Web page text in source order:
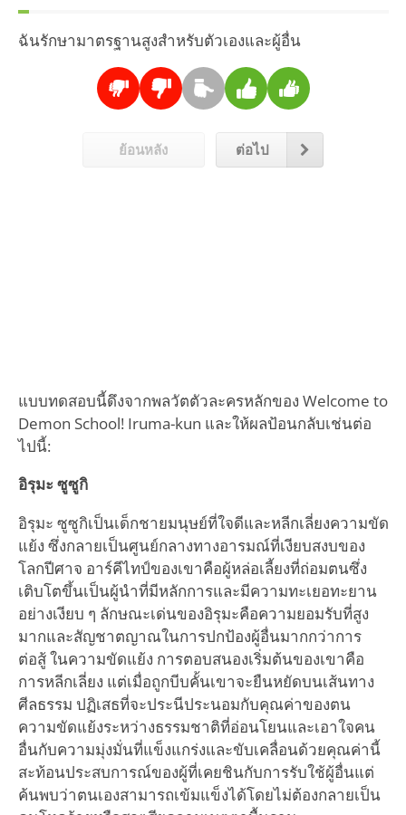
ฉันรักษามาตรฐานสูงสำหรับตัวเองและผู้อื่น
ย้อนหลัง ต่อไป
แบบทดสอบนี้ดึงจากพลวัตตัวละครหลักของ Welcome to
Demon School! Iruma-kun และให้ผลป้อนกลับเช่นต่อ
ไปนี้:
อิรุมะ ซูซูกิ
อิรุมะ ซูซูกิเป็นเด็กชายมนุษย์ที่ใจดีและหลีกเลี่ยงความขัด
แย้ง ซึ่งกลายเป็นศูนย์กลางทางอารมณ์ที่เงียบสงบของ
โลกปีศาจ อาร์คีไทป์ของเขาคือผู้หล่อเลี้ยงที่ถ่อมตนซึ่ง
เติบโตขึ้นเป็นผู้นำที่มีหลักการและมีความทะเยอทะยาน
อย่างเงียบ ๆ ลักษณะเด่นของอิรุมะคือความยอมรับที่สูง
มากและสัญชาตญาณในการปกป้องผู้อื่นมากกว่าการ
ต่อสู้ ในความขัดแย้ง การตอบสนองเริ่มต้นของเขาคือ
การหลีกเลี่ยง แต่เมื่อถูกบีบคั้นเขาจะยืนหยัดบนเส้นทาง
ศีลธรรม ปฏิเสธที่จะประนีประนอมกับคุณค่าของตน
ความขัดแย้งระหว่างธรรมชาติที่อ่อนโยนและเอาใจคน
อื่นกับความมุ่งมั่นที่แข็งแกร่งและขับเคลื่อนด้วยคุณค่านี้
สะท้อนประสบการณ์ของผู้ที่เคยชินกับการรับใช้ผู้อื่นแต่
ค้นพบว่าตนเองสามารถเข้มแข็งได้โดยไม่ต้องกลายเป็น